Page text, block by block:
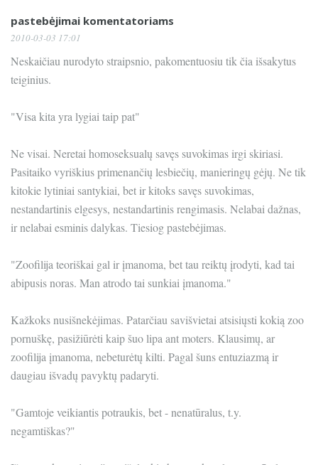
pastebėjimai komentatoriams
2010-03-03 17:01
Neskaičiau nurodyto straipsnio, pakomentuosiu tik čia išsakytus
teiginius.
"Visa kita yra lygiai taip pat"
Ne visai. Neretai homoseksualų savęs suvokimas irgi skiriasi.
Pasitaiko vyriškius primenančių lesbiečių, manieringų gėjų. Ne tik
kitokie lytiniai santykiai, bet ir kitoks savęs suvokimas,
nestandartinis elgesys, nestandartinis rengimasis. Nelabai dažnas,
ir nelabai esminis dalykas. Tiesiog pastebėjimas.
"Zoofilija teoriškai gal ir įmanoma, bet tau reiktų įrodyti, kad tai
abipusis noras. Man atrodo tai sunkiai įmanoma."
Kažkoks nusišnekėjimas. Patarčiau savišvietai atsisiųsti kokią zoo
pornuškę, pasižiūrėti kaip šuo lipa ant moters. Klausimų, ar
zoofilija įmanoma, nebeturėtų kilti. Pagal šuns entuziazmą ir
daugiau išvadų pavyktų padaryti.
"Gamtoje veikiantis potraukis, bet - nenatūralus, t.y.
negamtiškas?"